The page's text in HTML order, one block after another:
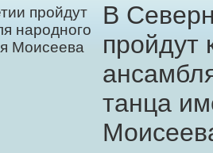
В
пройдут
танца